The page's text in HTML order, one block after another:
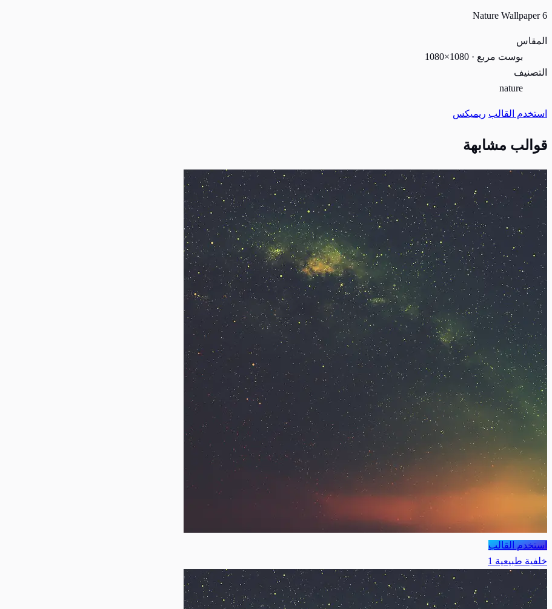
Nature Wallpaper 6
المقاس
بوست مربع · 1080×1080
التصنيف
nature
استخدم القالب ريميكس
قوالب مشابهة
استخدم القالب
خلفية طبيعية 1